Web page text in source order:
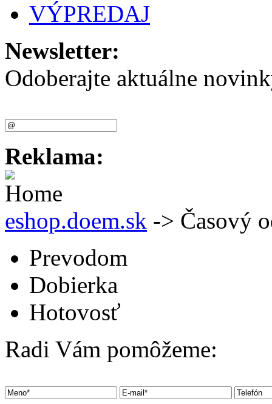
VÝPREDAJ
Newsletter:
Odoberajte aktuálne
Reklama:
eshop.doem.sk -> Časový
Prevodom
Dobierka
Hotovosť
Radi Vám pomôžeme: